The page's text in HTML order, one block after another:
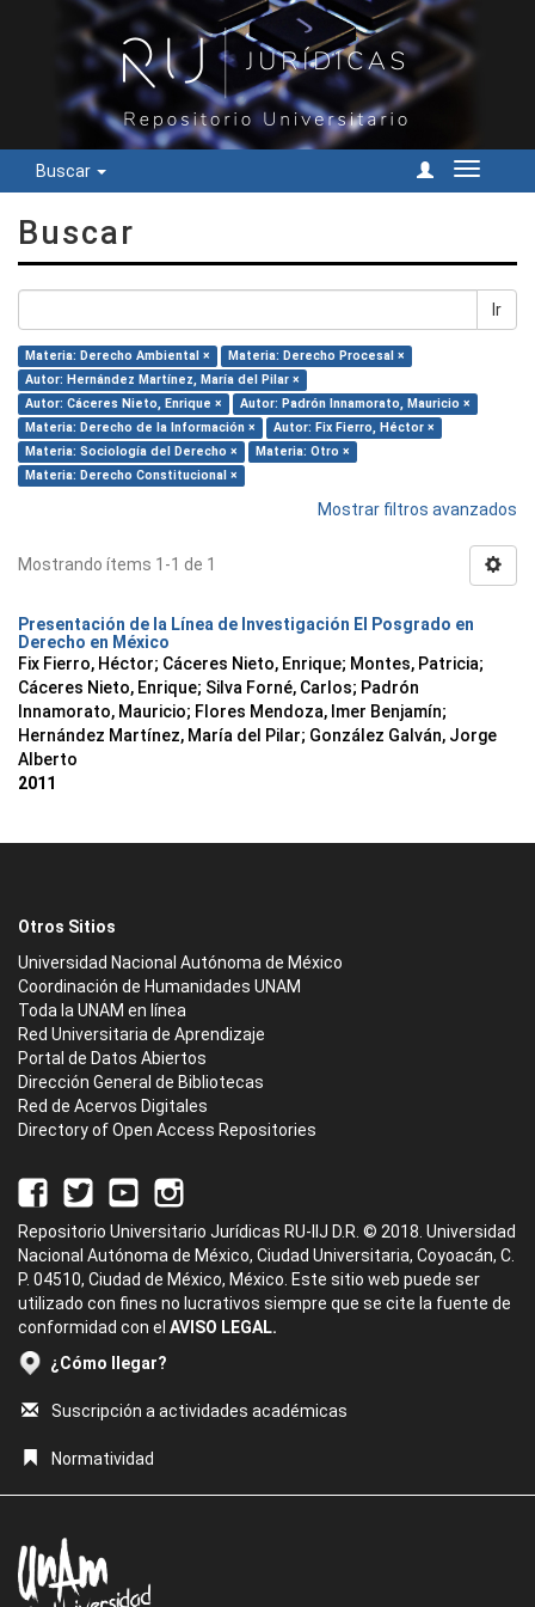
Buscar
Cambiar
Buscar
Ir
Materia: Derecho Ambiental ×
Materia: Derecho Procesal ×
Autor: Hernández Martínez, María del Pilar ×
Autor: Cáceres Nieto, Enrique ×
Autor: Padrón Innamorato, Mauricio ×
Materia: Derecho de la Información ×
Autor: Fix Fierro, Héctor ×
Materia: Sociología del Derecho ×
Materia: Otro ×
Materia: Derecho Constitucional ×
Mostrar filtros avanzados
Mostrando ítems 1-1 de 1
Presentación de la Línea de Investigación El Posgrado en
Derecho en México
Fix Fierro, Héctor; Cáceres Nieto, Enrique; Montes, Patricia;
Cáceres Nieto, Enrique; Silva Forné, Carlos; Padrón
Innamorato, Mauricio; Flores Mendoza, Imer Benjamín;
Hernández Martínez, María del Pilar; González Galván, Jorge
Alberto
2011
Otros Sitios
Universidad Nacional Autónoma de México
Coordinación de Humanidades UNAM
Toda la UNAM en línea
Red Universitaria de Aprendizaje
Portal de Datos Abiertos
Dirección General de Bibliotecas
Red de Acervos Digitales
Directory of Open Access Repositories
Repositorio Universitario Jurídicas RU-IIJ D.R. © 2018. Universidad
Nacional Autónoma de México, Ciudad Universitaria, Coyoacán, C.
P. 04510, Ciudad de México, México. Este sitio web puede ser
utilizado con fines no lucrativos siempre que se cite la fuente de
conformidad con el AVISO LEGAL.
¿Cómo llegar?
Suscripción a actividades académicas
Normatividad